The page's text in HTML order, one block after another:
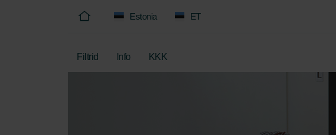
Estonia ET
Filtrid Info KKK